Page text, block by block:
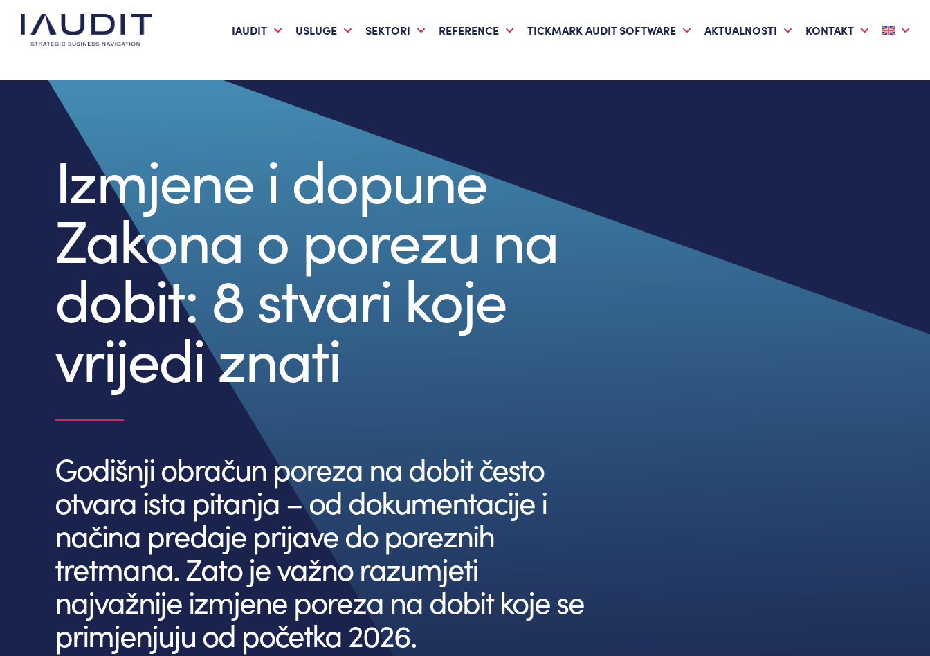
IAUDIT USLUGE SEKTORI REFERENCE TICKMARK AUDIT SOFTWARE AKTUALNOSTI KONTAKT
Izmjene i dopune
Zakona o porezu na
dobit: 8 stvari koje
vrijedi znati
Godišnji obračun poreza na dobit često
otvara ista pitanja – od dokumentacije i
načina predaje prijave do poreznih
tretmana. Zato je važno razumjeti
najvažnije izmjene poreza na dobit koje se
primjenjuju od početka 2026.